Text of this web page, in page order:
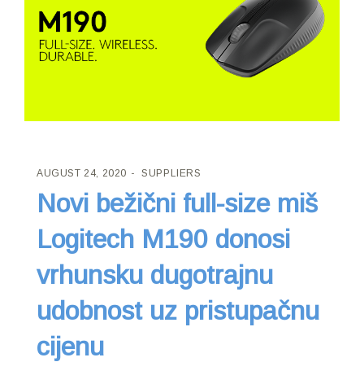
AUGUST 24, 2020 SUPPLIERS
Novi bežični full-size miš
Logitech M190 donosi
vrhunsku dugotrajnu
udobnost uz pristupačnu
cijenu